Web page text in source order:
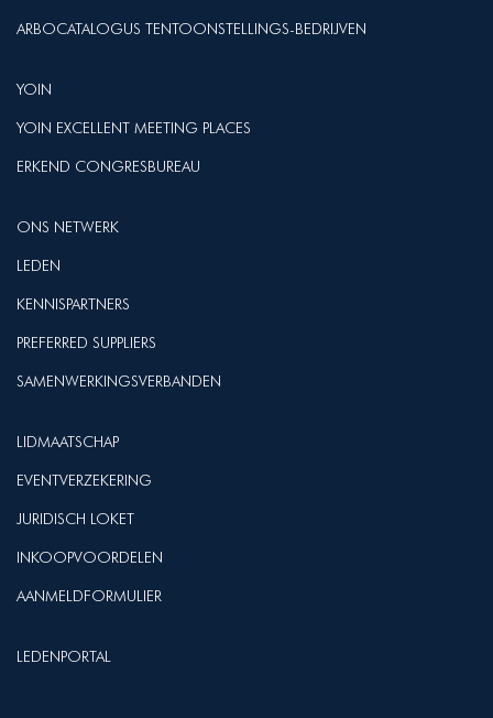
ARBOCATALOGUS TENTOONSTELLINGS-BEDRIJVEN
YOIN
YOIN EXCELLENT MEETING PLACES
ERKEND CONGRESBUREAU
ONS NETWERK
LEDEN
KENNISPARTNERS
PREFERRED SUPPLIERS
SAMENWERKINGSVERBANDEN
LIDMAATSCHAP
EVENTVERZEKERING
JURIDISCH LOKET
INKOOPVOORDELEN
AANMELDFORMULIER
LEDENPORTAL